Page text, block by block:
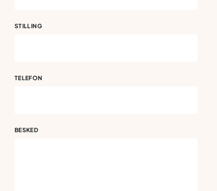
STILLING
TELEFON
BESKED